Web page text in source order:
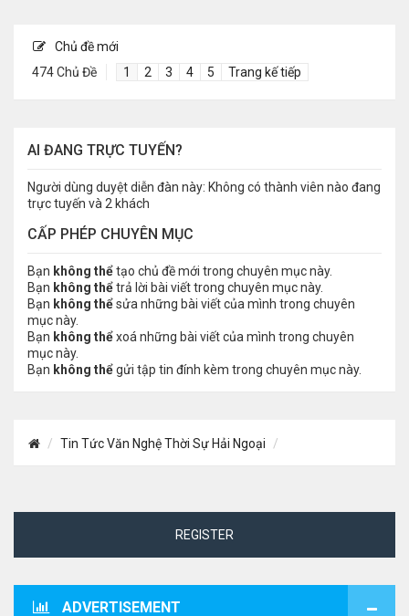
Chủ đề mới
474 Chủ Đề
1 2 3 4 5 Trang kế tiếp
AI ĐANG TRỰC TUYẾN?
Người dùng duyệt diễn đàn này: Không có thành viên nào đang
trực tuyến và 2 khách
CẤP PHÉP CHUYÊN MỤC
Bạn không thểtạo chủ đề mới trong chuyên mục này.
Bạn không thểtrả lời bài viết trong chuyên mục này.
Bạn không thểsửa những bài viết của mình trong chuyên
mục này.
Bạn không thểxoá những bài viết của mình trong chuyên
mục này.
Bạn không thểgửi tập tin đính kèm trong chuyên mục này.
Tin Tức Văn Nghệ Thời Sự Hải Ngoại
REGISTER
ADVERTISEMENT